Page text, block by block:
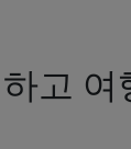
고